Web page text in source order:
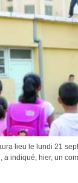
lieu le lundi 21
indiqué, hier, un